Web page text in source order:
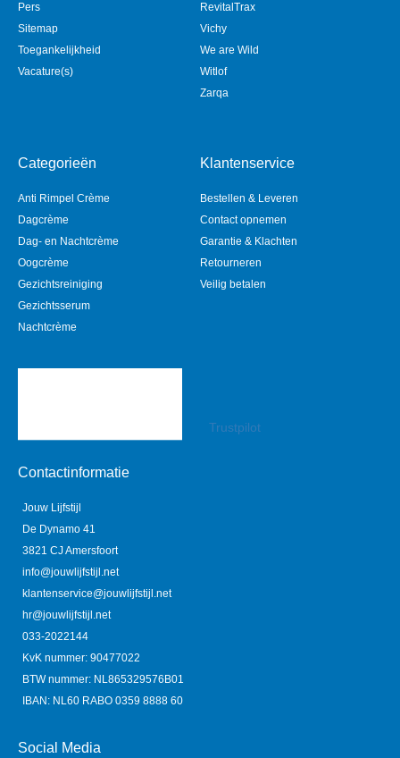
Pers
Sitemap
Toegankelijkheid
Vacature(s)
RevitalTrax
Vichy
We are Wild
Witlof
Zarqa
Categorieën
Anti Rimpel Crème
Dagcrème
Dag- en Nachtcrème
Oogcrème
Gezichtsreiniging
Gezichtsserum
Nachtcrème
Klantenservice
Bestellen & Leveren
Contact opnemen
Garantie & Klachten
Retourneren
Veilig betalen
Trustpilot
Contactinformatie
Jouw Lijfstijl
De Dynamo 41
3821 CJ Amersfoort
info@jouwlijfstijl.net
klantenservice@jouwlijfstijl.net
hr@jouwlijfstijl.net
033-2022144
KvK nummer: 90477022
BTW nummer: NL865329576B01
IBAN: NL60 RABO 0359 8888 60
Social Media